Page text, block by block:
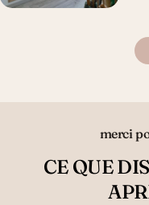
merci
CE QUE